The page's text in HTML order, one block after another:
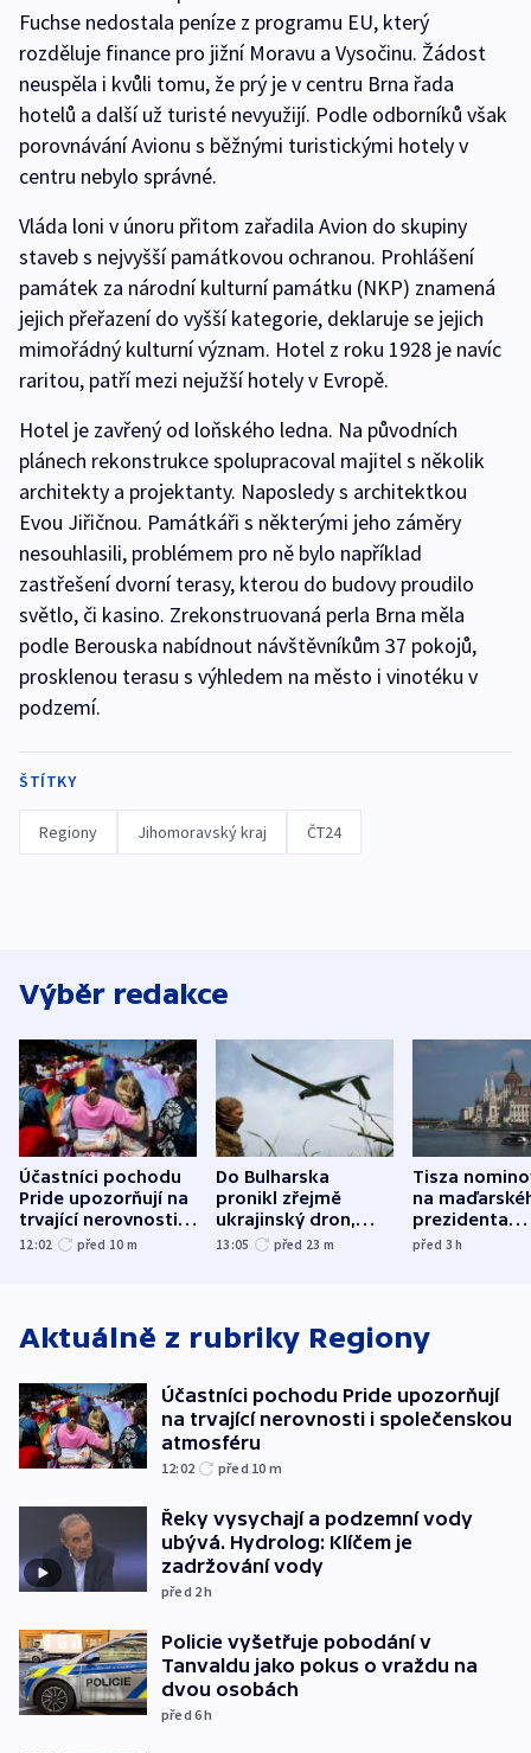
Fuchse nedostala peníze z programu EU, který
rozděluje finance pro jižní Moravu a Vysočinu. Žádost
neuspěla i kvůli tomu, že prý je v centru Brna řada
hotelů a další už turisté nevyužijí. Podle odborníků však
porovnávání Avionu s běžnými turistickými hotely v
centru nebylo správné.
Vláda loni v únoru přitom zařadila Avion do skupiny
staveb s nejvyšší památkovou ochranou. Prohlášení
památek za národní kulturní památku (NKP) znamená
jejich přeřazení do vyšší kategorie, deklaruje se jejich
mimořádný kulturní význam. Hotel z roku 1928 je navíc
raritou, patří mezi nejužší hotely v Evropě.
Hotel je zavřený od loňského ledna. Na původních
plánech rekonstrukce spolupracoval majitel s několik
architekty a projektanty. Naposledy s architektkou
Evou Jiřičnou. Památkáři s některými jeho záměry
nesouhlasili, problémem pro ně bylo například
zastřešení dvorní terasy, kterou do budovy proudilo
světlo, či kasino. Zrekonstruovaná perla Brna měla
podle Berouska nabídnout návštěvníkům 37 pokojů,
prosklenou terasu s výhledem na město i vinotéku v
podzemí.
ŠTÍTKY
Regiony Jihomoravský kraj ČT24
Výběr redakce
Účastníci pochodu
Pride upozorňují na
trvající nerovnosti i
společenskou
12:02 před 10 m
Do Bulharska
pronikl zřejmě
ukrajinský dron,
explodoval kilometr
13:05 před 23 m
Tisza
na
prezidenta
bývalého
před 3h
Aktuálně z rubriky Regiony
Účastníci pochodu Pride upozorňují
na trvající nerovnosti i společenskou
atmosféru
12:02 před 10 m
Řeky vysychají a podzemní vody
ubývá. Hydrolog: Klíčem je
zadržování vody
před 2h
Policie vyšetřuje pobodání v
Tanvaldu jako pokus o vraždu na
dvou osobách
před 6h